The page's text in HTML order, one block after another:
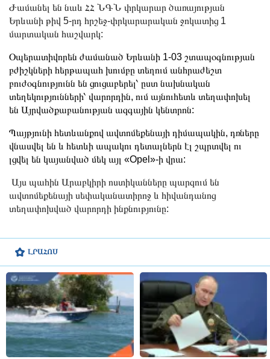
ԼՐԱՀՈՍ
Ժամանել են նաև ՀՀ ՆԳՆ փրկարար ծառայության
Երևանի թիվ 5-րդ հրշեջ-փրկարարական ջոկատից 1
մարտական հաշվարկ:
Օպերատիվորեն ժամանած Երևանի 1-03 շտապօգնության
բժիշկների հերթապահ խումբը տեղում անհրաժեշտ
բուժօգնությունն են ցուցաբերել՝ ըստ նախնական
տեղեկությունների՝ վարորդին, ում այնուհետև տեղափոխել
են Այրվածքաբանության ազգային կենտրոն:
Պայթյունի հետևանքով ավտոմեքենայի դիմապակին, դռները
վնասվել են և հետևի ապակու դետալներն էլ շպրտվել ու
լցվել են կայանված մեկ այլ «Opel»-ի վրա:
Այս պահին Արաբկիրի ոստիկանները պարզում են
ավտոմեքենայի սեփականատիրոջ և հիվանդանոց
տեղափոխված վարորդի ինքնությունը: